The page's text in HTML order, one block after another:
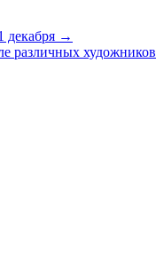
декабря →
различных художников